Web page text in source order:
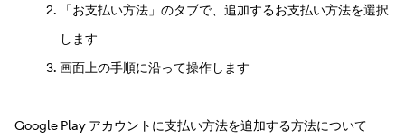
「お支払い方法」のタブで、追加するお支払い方法を選択
します
画面上の手順に沿って操作します
Google Play アカウントに支払い方法を追加する方法について